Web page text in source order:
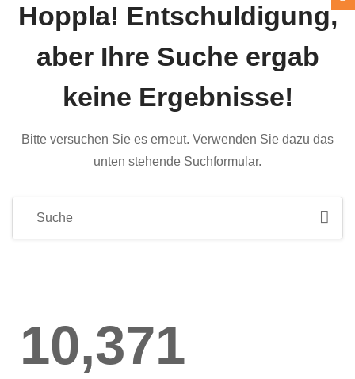
Hoppla! Entschuldigung,
aber Ihre Suche ergab
keine Ergebnisse!
Bitte versuchen Sie es erneut. Verwenden Sie dazu das
unten stehende Suchformular.
10,371